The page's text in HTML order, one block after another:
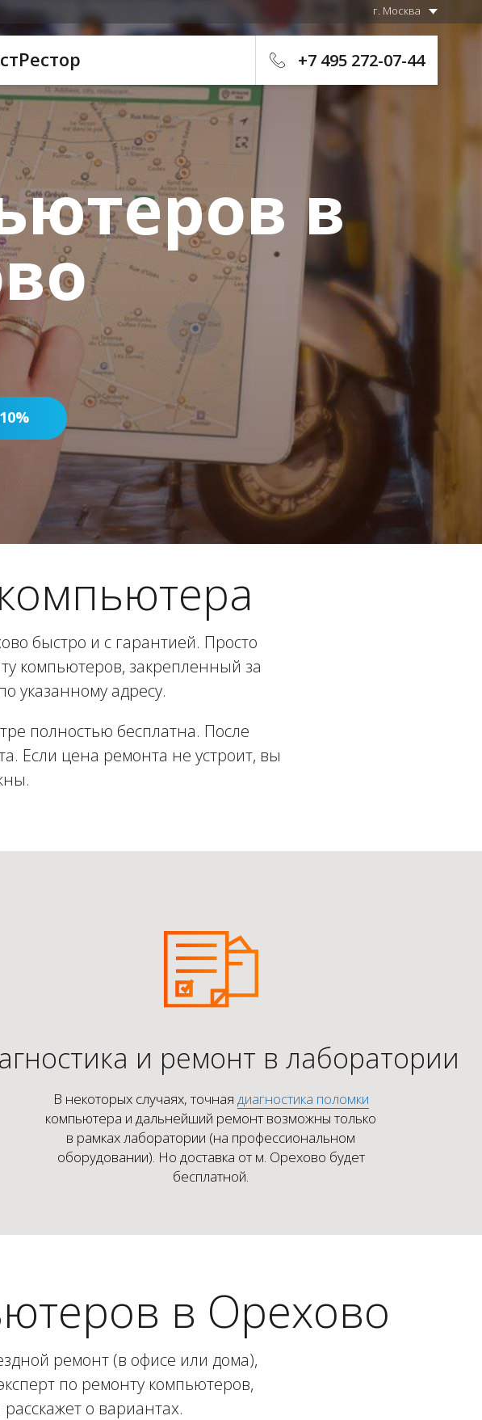
г. Москва
+7 495 272-07-44
в
быстро и с гарантией. Просто
компьютеров, закрепленный за
указанному адресу.
полностью бесплатна. После
Если цена ремонта не устроит, вы
и ремонт в лаборатории
В некоторых случаях, точная диагностика поломки
компьютера и дальнейший ремонт возможны только
в рамках лаборатории (на профессиональном
оборудовании). Но доставка от м. Орехово будет
бесплатной.
в Орехово
ремонт (в офисе или дома),
по ремонту компьютеров,
о вариантах.